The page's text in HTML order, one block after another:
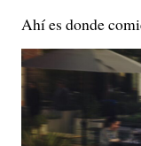
Ahí es donde